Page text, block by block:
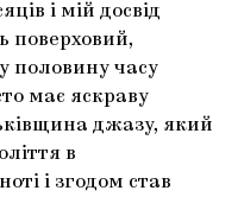
і мій досвід
поверховий,
половину часу
має яскраву
джазу, який
в
і згодом став